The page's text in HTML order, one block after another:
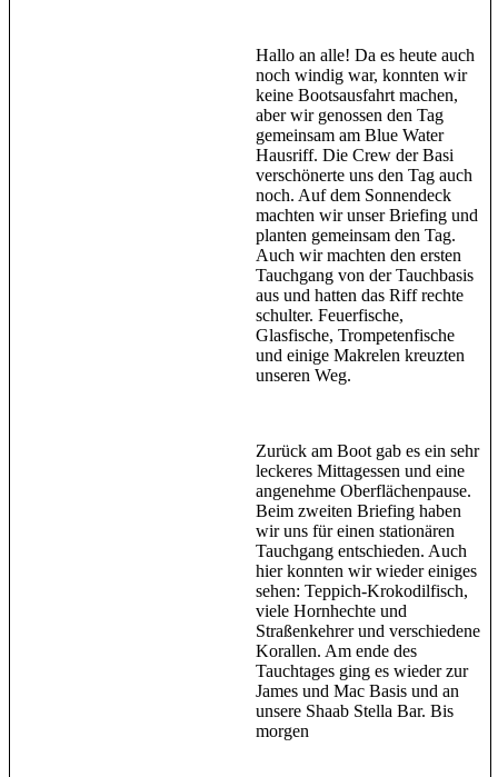
Hallo an alle! Da es heute auch
noch windig war, konnten wir
keine Bootsausfahrt machen,
aber wir genossen den Tag
gemeinsam am Blue Water
Hausriff. Die Crew der Basi
verschönerte uns den Tag auch
noch. Auf dem Sonnendeck
machten wir unser Briefing und
planten gemeinsam den Tag.
Auch wir machten den ersten
Tauchgang von der Tauchbasis
aus und hatten das Riff rechte
schulter. Feuerfische,
Glasfische, Trompetenfische
und einige Makrelen kreuzten
unseren Weg.
Zurück am Boot gab es ein sehr
leckeres Mittagessen und eine
angenehme Oberflächenpause.
Beim zweiten Briefing haben
wir uns für einen stationären
Tauchgang entschieden. Auch
hier konnten wir wieder einiges
sehen: Teppich-Krokodilfisch,
viele Hornhechte und
Straßenkehrer und verschiedene
Korallen. Am ende des
Tauchtages ging es wieder zur
James und Mac Basis und an
unsere Shaab Stella Bar. Bis
morgen